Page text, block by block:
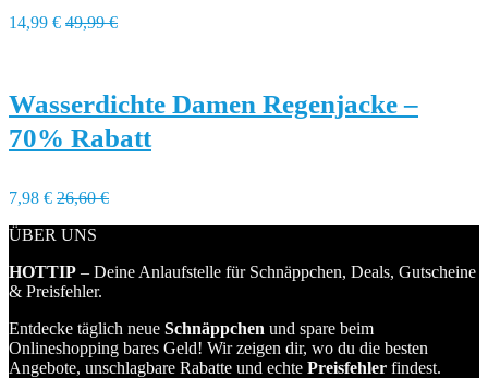
14,99 € 49,99 €
Wasserdichte Damen Regenjacke –
70% Rabatt
7,98 € 26,60 €
ÜBER UNS
HOTTIP – Deine Anlaufstelle für Schnäppchen, Deals, Gutscheine
& Preisfehler.
Entdecke täglich neue Schnäppchen und spare beim
Onlineshopping bares Geld! Wir zeigen dir, wo du die besten
Angebote, unschlagbare Rabatte und echte Preisfehler findest.